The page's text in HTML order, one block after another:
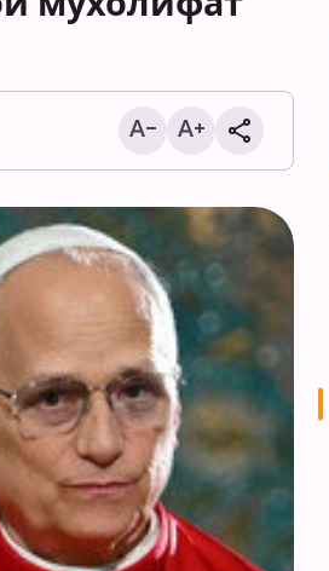
Туркия: терроризми Исроил
дар соҳили ғарбӣ ва Қудси
ишғолшуда идома дорад